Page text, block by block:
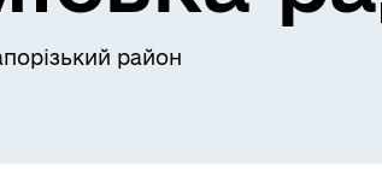
район